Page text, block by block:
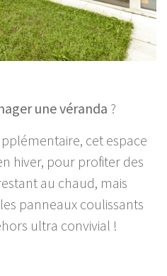
une véranda ?
cet espace
hiver, pour profiter des
au chaud, mais
panneaux coulissants
ultra convivial !